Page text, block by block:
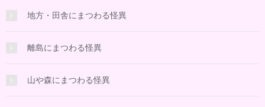
地方・田舎にまつわる怪異
離島にまつわる怪異
山や森にまつわる怪異